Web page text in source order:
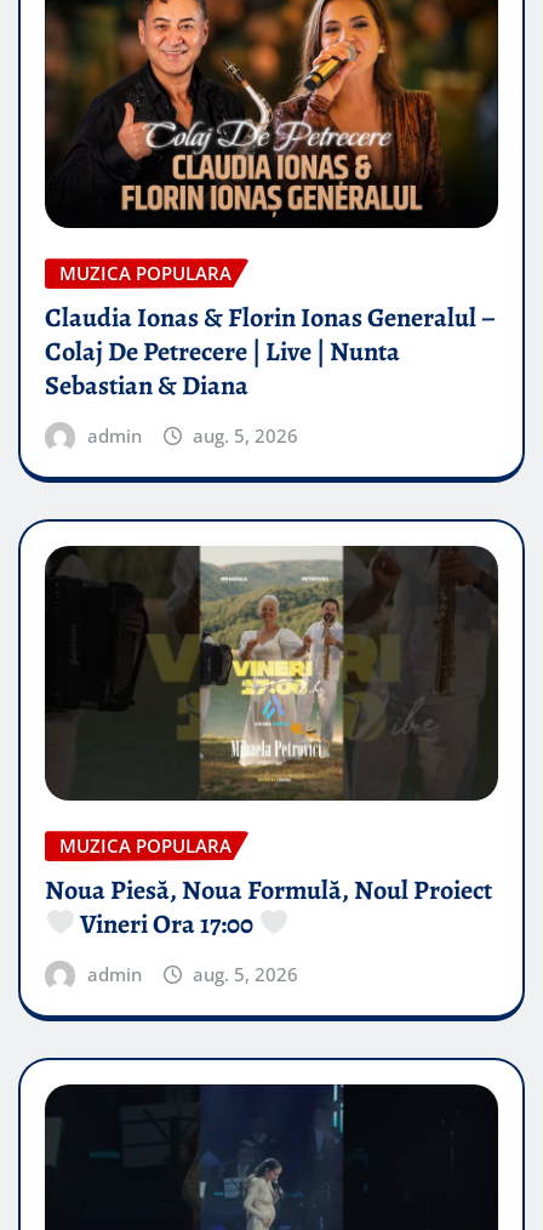
MUZICA POPULARA
Claudia Ionas & Florin Ionas Generalul –
Colaj De Petrecere | Live | Nunta
Sebastian & Diana
admin aug. 5, 2026
MUZICA POPULARA
Noua Piesă, Noua Formulă, Noul Proiect
Vineri Ora 17:00
admin aug. 5, 2026